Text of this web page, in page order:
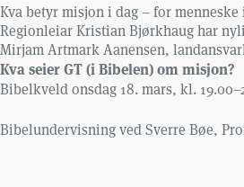
Kva betyr misjon i dag – for
Regionleiar Kristian Bjørkhaug har
Mirjam Artmark Aanensen,
Kva seier GT (i Bibelen) om misjon?
Bibelkveld onsdag 18. mars, kl.
Bibelundervisning ved Sverre Bøe,